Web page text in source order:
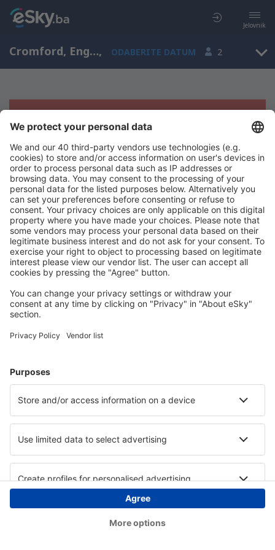
Jelovnik
Cromford, England, Velika Britanija, ODABERITE DATUM 2
Žao nam je, ne možemo da prikažemo
rezultate
Pokušajte još jednom kad izaberete druge kriterijume
Copyright © eSky.ba. Sva prava zadržana.